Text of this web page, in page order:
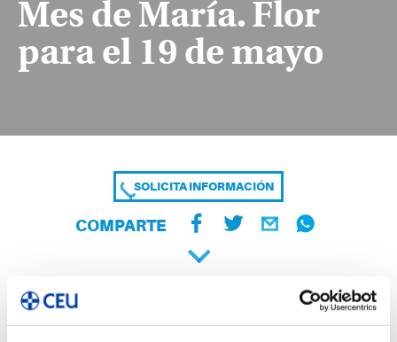
Mes de María. Flor
para el 19 de mayo
SOLICITA INFORMACIÓN
COMPARTE